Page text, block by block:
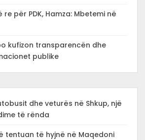
për PDK, Hamza: Mbetemi në
kufizon transparencën dhe
publike
dhe veturës në Shkup, një
të rënda
tentuan të hyjnë në Maqedoni